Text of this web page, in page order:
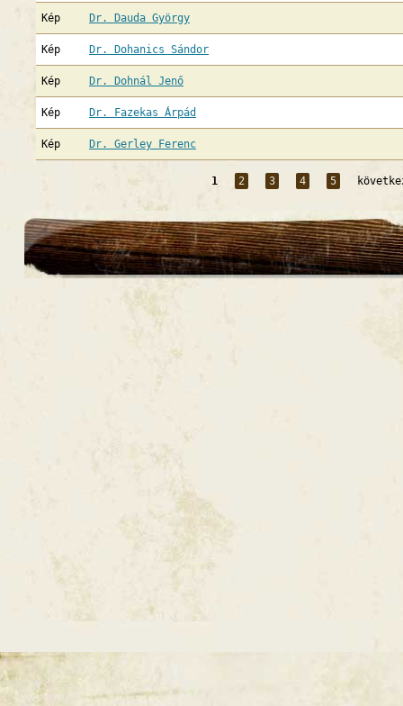
Kép Dr. Dauda György
Kép Dr. Dohanics Sándor
Kép Dr. Dohnál Jenő
Kép Dr. Fazekas Árpád
Kép Dr. Gerley Ferenc
1 2 3 4 5